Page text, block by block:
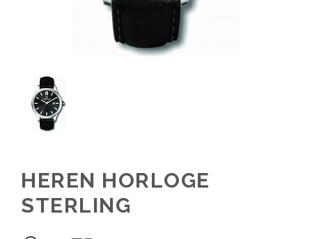
HEREN HORLOGE
STERLING